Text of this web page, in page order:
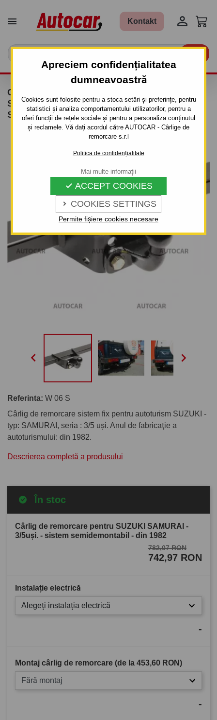
Apreciem confidențialitatea
dumneavoastră
Cookies sunt folosite pentru a stoca setări și preferințe, pentru
statistici și analiza comportamentului utilizatorilor, pentru a
oferi funcții de rețele sociale și pentru a personaliza conținutul
și reclamele. Vă dați acordul către AUTOCAR - Cârlige de
remorcare s.r.l
Politica de confidențialitate
 COOKIES SETTINGS
 ACCEPT COOKIES
Permite fișiere cookies necesare
Mai multe informații
 Kontakt 
CÂRLIG DE REMORCARE PENTRU SUZUKI
SAMURAI - 3/5UŞI. - SISTEM
SEMIDEMONTABIL - DIN 1982
 
Referinta: W 06 S
Cârlig de remorcare sistem fix pentru autoturism SUZUKI -
typ: SAMURAI, seria : 3/5 uşi. Anul de fabricaţie a
autoturismului: din 1982.
Descrierea completă a produsului
În stoc
Cârlig de remorcare pentru SUZUKI SAMURAI -
3/5uşi. - sistem semidemontabil - din 1982
782,07 RON
742,97 RON
Instalație electrică
Alegeți instalația electrică
-
Montaj cârlig de remorcare (de la 453,60 RON)
Fără montaj
-